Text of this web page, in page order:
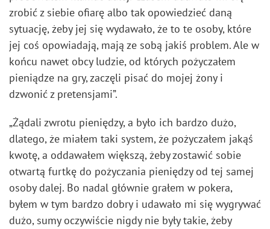
zrobić z siebie ofiarę albo tak opowiedzieć daną
sytuację, żeby jej się wydawało, że to te osoby, które
jej coś opowiadają, mają ze sobą jakiś problem. Ale w
końcu nawet obcy ludzie, od których pożyczałem
pieniądze na gry, zaczęli pisać do mojej żony i
dzwonić z pretensjami”.
„Żądali zwrotu pieniędzy, a było ich bardzo dużo,
dlatego, że miałem taki system, że pożyczałem jakąś
kwotę, a oddawałem większą, żeby zostawić sobie
otwartą furtkę do pożyczania pieniędzy od tej samej
osoby dalej. Bo nadal głównie grałem w pokera,
byłem w tym bardzo dobry i udawało mi się wygrywać
dużo, sumy oczywiście nigdy nie były takie, żeby